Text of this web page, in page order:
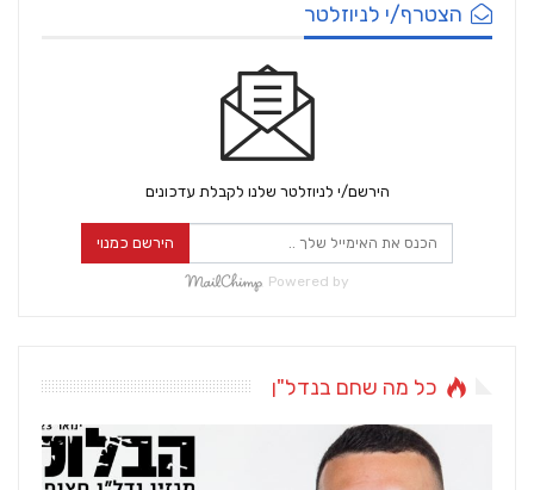
הצטרף/י לניוזלטר
הירשם/י לניוזלטר שלנו לקבלת עדכונים
הירשם כמנוי
Powered by
כל מה שחם בנדל"ן